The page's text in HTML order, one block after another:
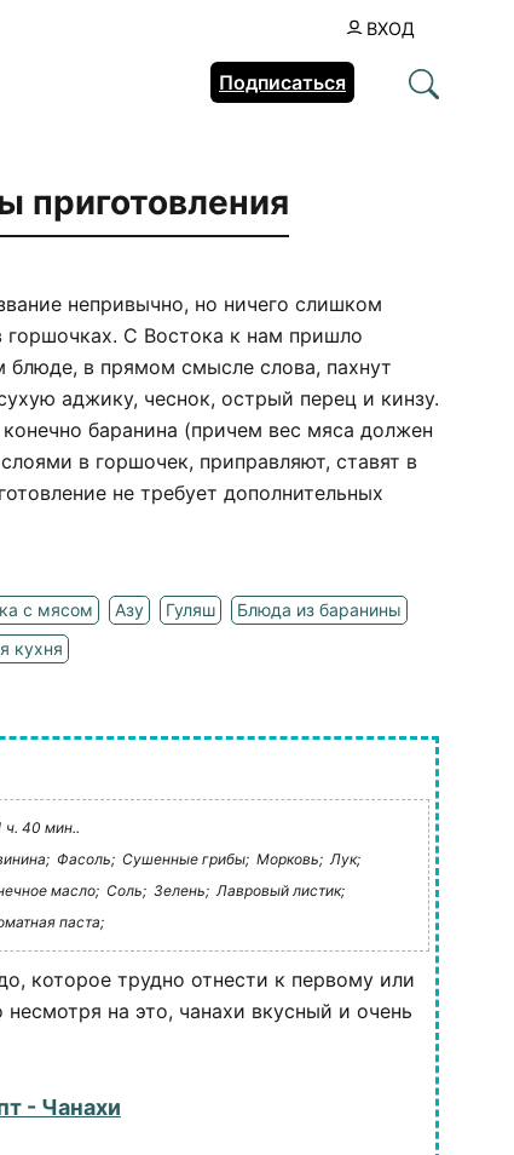
ВХОД
Подписаться
приготовления
непривычно, но ничего слишком
С Востока к нам пришло
блюде, в прямом смысле слова, пахнут
аджику, чеснок, острый перец и кинзу.
баранина (причем вес мяса должен
в горшочек, приправляют, ставят в
не требует дополнительных
с мясом Азу Гуляш
Блюда из баранины
кухня
ч. 40 мин..
Фасоль; Сушенные грибы; Морковь; Лук;
масло; Соль; Зелень; Лавровый листик;
паста;
которое трудно отнести к первому или
на это, чанахи вкусный и очень
- Чанахи